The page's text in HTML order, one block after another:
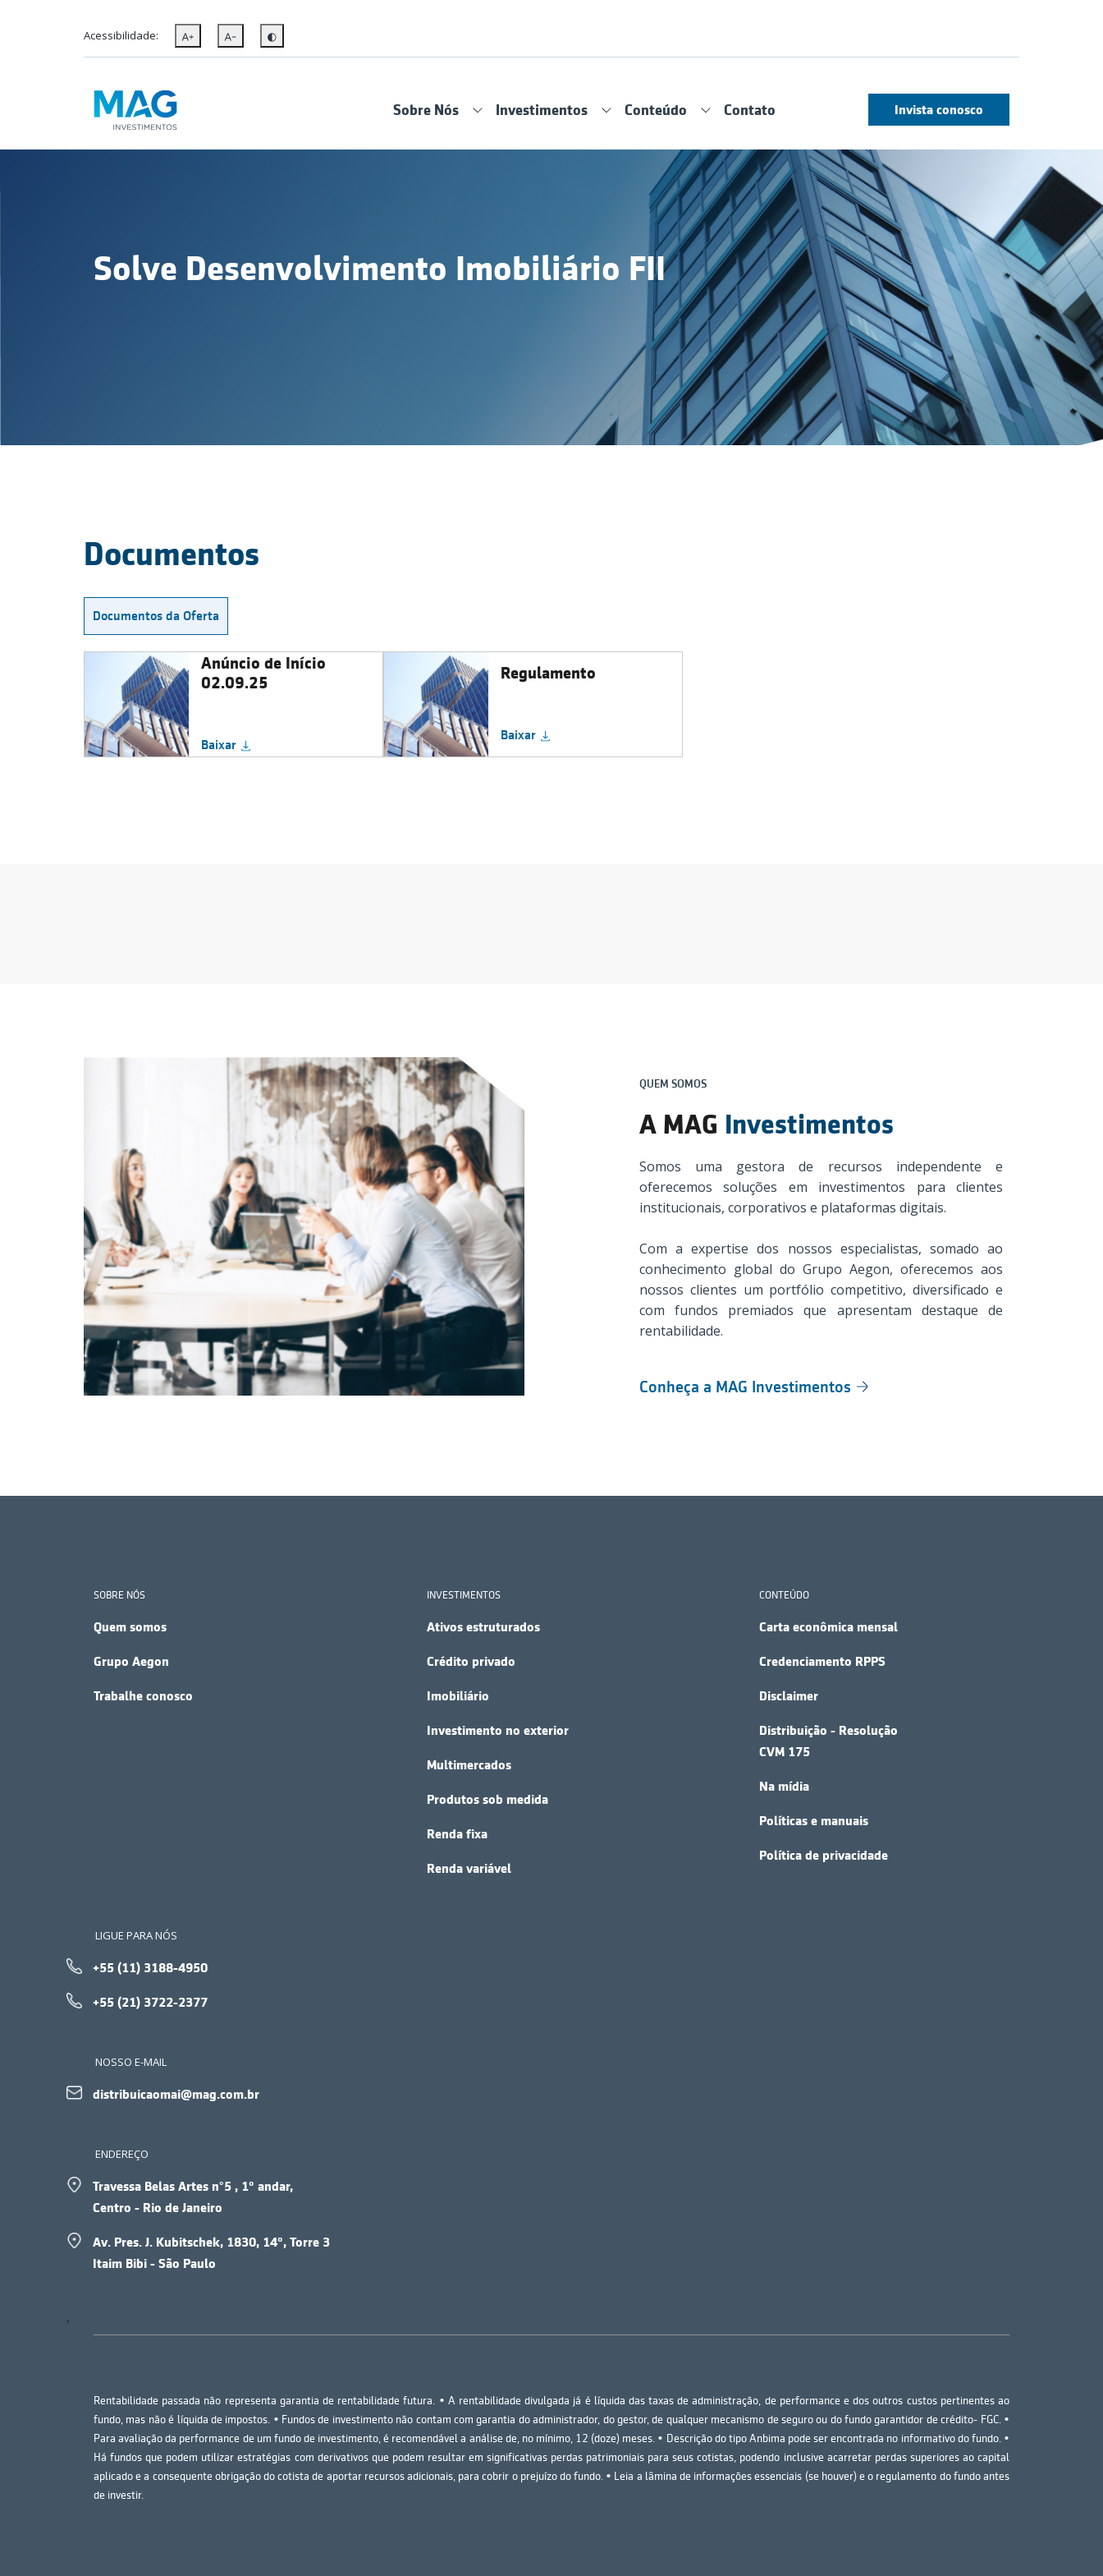
Acessibilidade:
Sobre Nós Investimentos Conteúdo Contato Invista conosco
Solve Desenvolvimento Imobiliário FII
Documentos
Documentos da Oferta
Anúncio de Início
02.09.25
Baixar
Regulamento
Baixar
QUEM SOMOS
A MAG Investimentos
Somos uma gestora de recursos independente e
oferecemos soluções em investimentos para clientes
institucionais, corporativos e plataformas digitais.
Com a expertise dos nossos especialistas, somado ao
conhecimento global do Grupo Aegon, oferecemos aos
nossos clientes um portfólio competitivo, diversificado e
com fundos premiados que apresentam destaque de
rentabilidade.
Conheça a MAG Investimentos
SOBRE NÓS
Quem somos
Grupo Aegon
Trabalhe conosco
INVESTIMENTOS
Ativos estruturados
Crédito privado
Imobiliário
Investimento no exterior
Multimercados
Produtos sob medida
Renda fixa
Renda variável
CONTEÚDO
Carta econômica mensal
Credenciamento RPPS
Disclaimer
Distribuição - Resolução
CVM 175
Na mídia
Políticas e manuais
Política de privacidade
LIGUE PARA NÓS
+55 (11) 3188-4950
+55 (21) 3722-2377
NOSSO E-MAIL
distribuicaomai@mag.com.br
ENDEREÇO
Travessa Belas Artes n°5 , 1º andar,
Centro - Rio de Janeiro
Av. Pres. J. Kubitschek, 1830, 14º, Torre 3
Itaim Bibi - São Paulo
'
Rentabilidade passada não representa garantia de rentabilidade futura. • A rentabilidade divulgada já é líquida das taxas de administração, de performance e dos outros custos pertinentes ao
fundo, mas não é líquida de impostos. • Fundos de investimento não contam com garantia do administrador, do gestor, de qualquer mecanismo de seguro ou do fundo garantidor de crédito- FGC. •
Para avaliação da performance de um fundo de investimento, é recomendável a análise de, no mínimo, 12 (doze) meses. • Descrição do tipo Anbima pode ser encontrada no informativo do fundo. •
Há fundos que podem utilizar estratégias com derivativos que podem resultar em significativas perdas patrimoniais para seus cotistas, podendo inclusive acarretar perdas superiores ao capital
aplicado e a consequente obrigação do cotista de aportar recursos adicionais, para cobrir o prejuízo do fundo. • Leia a lâmina de informações essenciais (se houver) e o regulamento do fundo antes
de investir.